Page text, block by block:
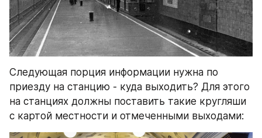
Следующая порция информации нужна по
приезду на станцию - куда выходить? Для этого
на станциях должны поставить такие кругляши
с картой местности и отмеченными выходами: